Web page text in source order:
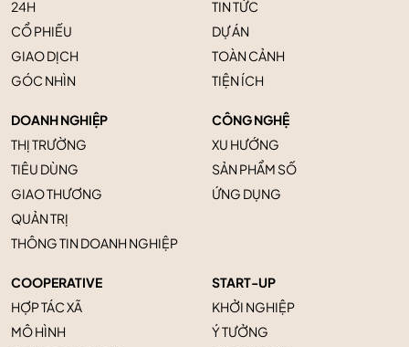
24H
CỔ PHIẾU
GIAO DỊCH
GÓC NHÌN
TIN TỨC
DỰ ÁN
TOÀN CẢNH
TIỆN ÍCH
DOANH NGHIỆP
THỊ TRƯỜNG
TIÊU DÙNG
GIAO THƯƠNG
QUẢN TRỊ
THÔNG TIN DOANH NGHIỆP
CÔNG NGHỆ
XU HƯỚNG
SẢN PHẨM SỐ
ỨNG DỤNG
COOPERATIVE
HỢP TÁC XÃ
MÔ HÌNH
START-UP
KHỞI NGHIỆP
Ý TƯỞNG